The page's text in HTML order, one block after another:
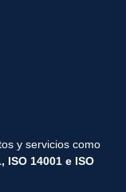
y servicios como
ISO 14001 e ISO